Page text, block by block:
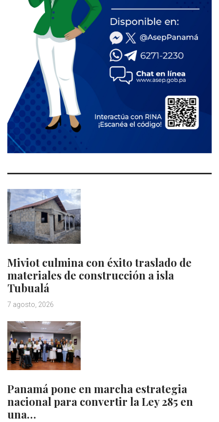
Miviot culmina con éxito traslado de
materiales de construcción a isla
Tubualá
7 agosto, 2026
Panamá pone en marcha estrategia
nacional para convertir la Ley 285 en
una…